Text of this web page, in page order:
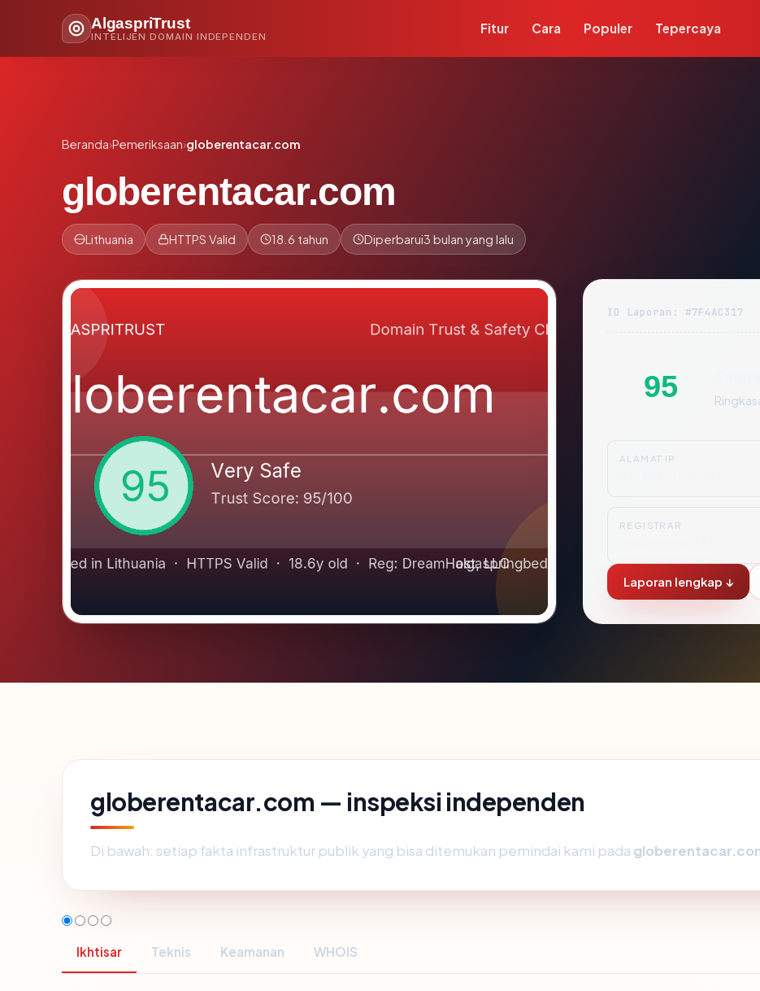
AlgaspriTrust
INTELIJEN DOMAIN INDEPENDEN
Fitur Cara Populer Tepercaya
Beranda›Pemeriksaan›globerentacar.com
globerentacar.com
Lithuania HTTPS Valid 18.6 tahun Diperbarui3 bulan yang lalu
ID Laporan: #7F4AC317
95
ALAMAT IP
REGISTRAR
Laporan lengkap ↓
globerentacar.com — inspeksi independen
Di bawah: setiap fakta infrastruktur publik yang bisa ditemukan pemindai kami pada
Ikhtisar Teknis Keamanan WHOIS